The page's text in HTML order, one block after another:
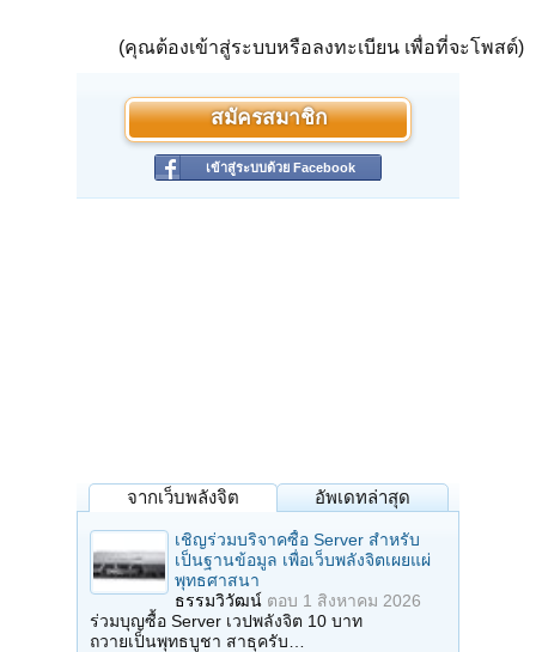
(คุณต้องเข้าสู่ระบบหรือลงทะเบียน เพื่อที่จะโพสต์)
สมัครสมาชิก
เข้าสู่ระบบด้วย Facebook
จากเว็บพลังจิต อัพเดทล่าสุด
เชิญร่วมบริจาคซื้อ Server สำหรับ
เป็นฐานข้อมูล เพื่อเว็บพลังจิตเผยแผ่
พุทธศาสนา
ธรรมวิวัฒน์ ตอบ 1 สิงหาคม 2026
ร่วมบุญซื้อ Server เวปพลังจิต 10 บาท
ถวายเป็นพุทธบูชา สาธุครับ…